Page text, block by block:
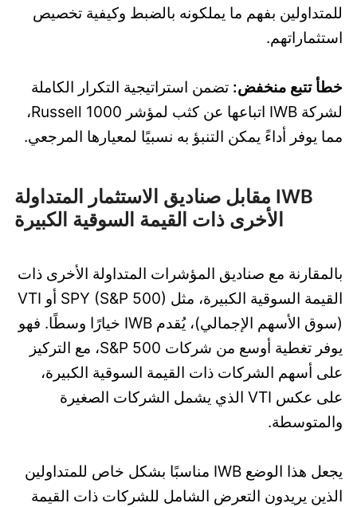
للمتداولين بفهم ما يملكونه بالضبط وكيفية تخصيص
استثماراتهم.
خطأ تتبع منخفض: تضمن استراتيجية التكرار الكاملة
لشركة IWB اتباعها عن كثب لمؤشر Russell 1000،
مما يوفر أداءً يمكن التنبؤ به نسبيًا لمعيارها المرجعي.
IWB مقابل صناديق الاستثمار المتداولة
الأخرى ذات القيمة السوقية الكبيرة
بالمقارنة مع صناديق المؤشرات المتداولة الأخرى ذات
القيمة السوقية الكبيرة، مثل SPY (S&P 500) أو VTI
(سوق الأسهم الإجمالي)، يُقدم IWB خيارًا وسطًا. فهو
يوفر تغطية أوسع من شركات S&P 500، مع التركيز
على أسهم الشركات ذات القيمة السوقية الكبيرة،
على عكس VTI الذي يشمل الشركات الصغيرة
والمتوسطة.
يجعل هذا الوضع IWB مناسبًا بشكل خاص للمتداولين
الذين يريدون التعرض الشامل للشركات ذات القيمة